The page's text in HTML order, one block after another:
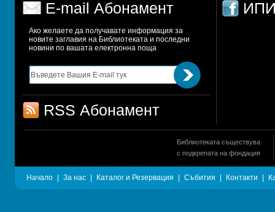
E-mail Абонамент
Ако желаете да получавате информация за
новите заглавия на Библиотеката и последни
новини по вашата електронна поща
RSS Абонамент
ИПИ
Библиотеката съществува
с подкрепата на фондация
Начало За нас Каталог и Резервация Събития Контакти